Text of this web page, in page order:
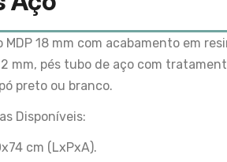
MDP 18 mm com acabamento em
mm, pés tubo de aço com
preto ou branco.
Disponíveis:
cm (LxPxA).